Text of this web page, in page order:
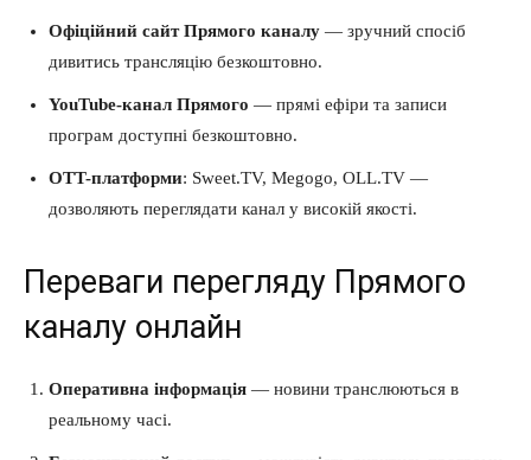
Офіційний сайт Прямого каналу — зручний спосіб
дивитись трансляцію безкоштовно.
YouTube-канал Прямого — прямі ефіри та записи
програм доступні безкоштовно.
OTT-платформи: Sweet.TV, Megogo, OLL.TV —
дозволяють переглядати канал у високій якості.
Переваги перегляду Прямого
каналу онлайн
Оперативна інформація — новини транслюються в
реальному часі.